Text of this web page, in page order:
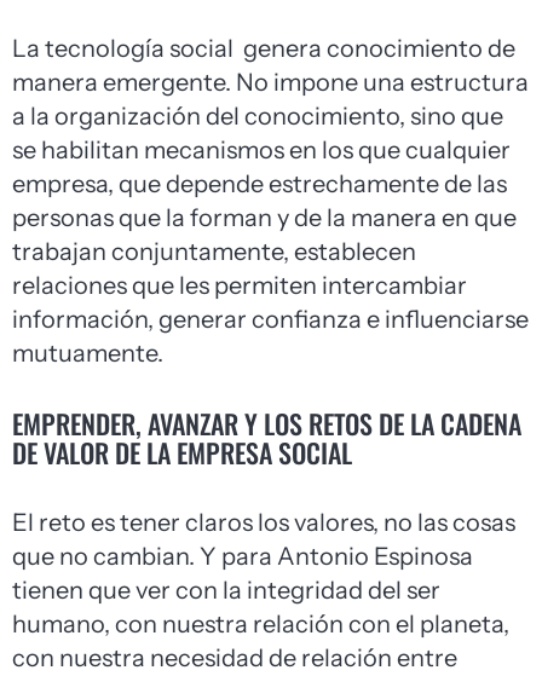
La tecnología social genera conocimiento de
manera emergente. No impone una estructura
a la organización del conocimiento, sino que
se habilitan mecanismos en los que cualquier
empresa, que depende estrechamente de las
personas que la forman y de la manera en que
trabajan conjuntamente, establecen
relaciones que les permiten intercambiar
información, generar confianza e influenciarse
mutuamente.
EMPRENDER, AVANZAR Y LOS RETOS DE LA CADENA
DE VALOR DE LA EMPRESA SOCIAL
El reto es tener claros los valores, no las cosas
que no cambian. Y para Antonio Espinosa
tienen que ver con la integridad del ser
humano, con nuestra relación con el planeta,
con nuestra necesidad de relación entre